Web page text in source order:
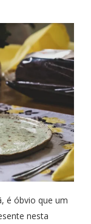
é óbvio que um
nesta